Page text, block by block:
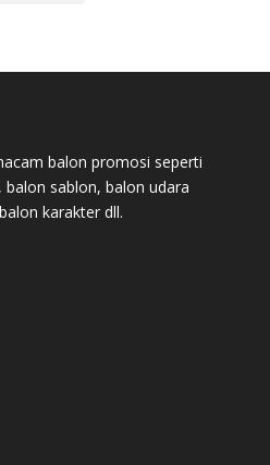
balon promosi seperti
sablon, balon udara
karakter dll.